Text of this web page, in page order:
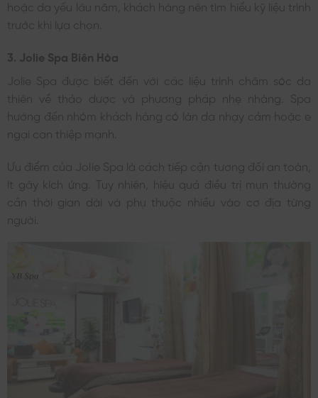
hoặc da yếu lâu năm, khách hàng nên tìm hiểu kỹ liệu trình
trước khi lựa chọn.
3. Jolie Spa Biên Hòa
Jolie Spa được biết đến với các liệu trình chăm sóc da
thiên về thảo dược và phương pháp nhẹ nhàng. Spa
hướng đến nhóm khách hàng có làn da nhạy cảm hoặc e
ngại can thiệp mạnh.
Ưu điểm của Jolie Spa là cách tiếp cận tương đối an toàn,
ít gây kích ứng. Tuy nhiên, hiệu quả điều trị mụn thường
cần thời gian dài và phụ thuộc nhiều vào cơ địa từng
người.